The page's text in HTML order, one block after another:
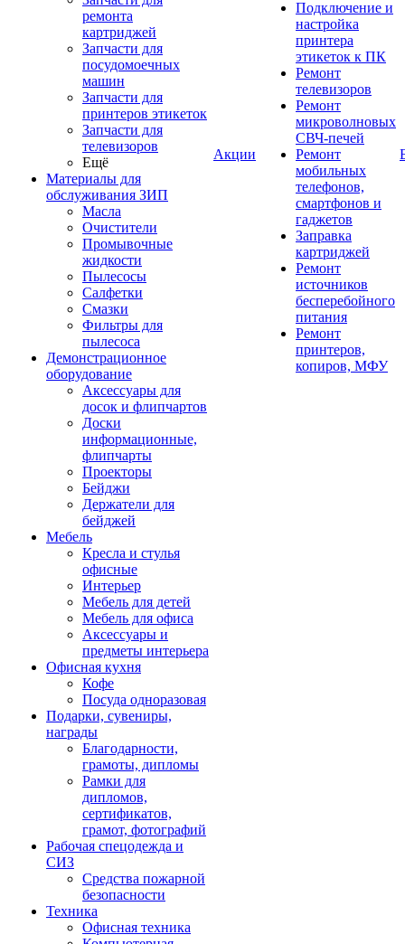
ремонта
картриджей
Запчасти для
посудомоечных
машин
Запчасти для
принтеров этикеток
Запчасти для
телевизоров
Ещё
Материалы для
обслуживания ЗИП
Масла
Очистители
Промывочные
жидкости
Пылесосы
Салфетки
Смазки
Фильтры для
пылесоса
Демонстрационное
оборудование
Аксессуары для
досок и флипчартов
Доски
информационные,
флипчарты
Проекторы
Бейджи
Держатели для
бейджей
Мебель
Кресла и стулья
офисные
Интерьер
Мебель для детей
Мебель для офиса
Аксессуары и
предметы интерьера
Офисная кухня
Кофе
Посуда одноразовая
Подарки, сувениры,
награды
Благодарности,
грамоты, дипломы
Рамки для
дипломов,
сертификатов,
грамот, фотографий
Рабочая спецодежда и
СИЗ
Средства пожарной
безопасности
Техника
Офисная техника
Акции
Подключение и
настройка
принтера
этикеток к ПК
Ремонт
телевизоров
Ремонт
микроволновых
СВЧ-печей
Ремонт
мобильных
телефонов,
смартфонов и
гаджетов
Заправка
картриджей
Ремонт
источников
бесперебойного
питания
Ремонт
принтеров,
копиров, МФУ